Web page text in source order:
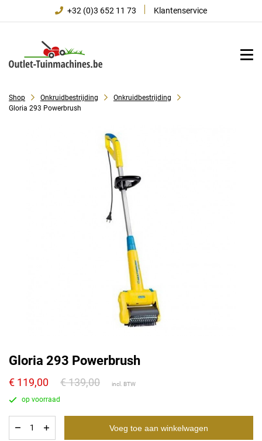
+32 (0)3 652 11 73 Klantenservice
Shop Onkruidbestrijding
Onkruidbestrijding
Gloria 293 Powerbrush
Gloria 293 Powerbrush
119,00 139,00
Voeg toe aan winkelwagen